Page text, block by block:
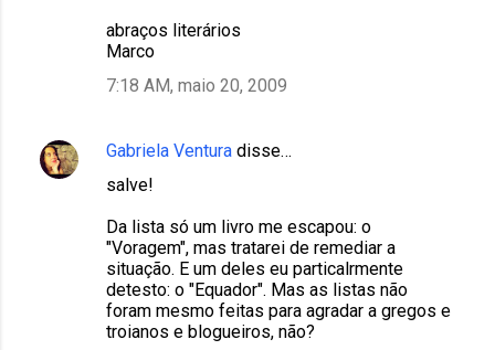
abraços literários
Marco
7:18 AM, maio 20, 2009
Gabriela Ventura disse…
salve!
Da lista só um livro me escapou: o
"Voragem", mas tratarei de remediar a
situação. E um deles eu particalrmente
detesto: o "Equador". Mas as listas não
foram mesmo feitas para agradar a gregos e
troianos e blogueiros, não?